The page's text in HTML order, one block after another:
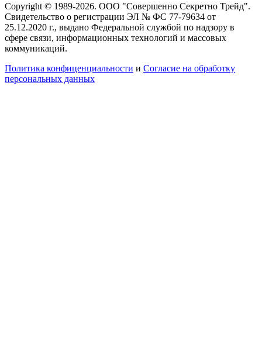
Copyright © 1989-2026. ООО "Совершенно Секретно Трейд".
Свидетельство о регистрации ЭЛ № ФС 77-79634 от
25.12.2020 г., выдано Федеральной службой по надзору в
сфере связи, информационных технологий и массовых
коммуникаций.
Политика конфиценциальности и Согласие на обработку
персональных данных